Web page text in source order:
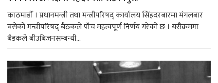
काठमाडौँ । प्रधानमन्त्री तथा मन्त्रीपरिषद् कार्यालय सिंहदरबारमा मंगलबार
बसेको मन्त्रीपरिषद् बैठकले पाँच महत्वपूर्ण निर्णय गरेको छ । यसैक्रममा
बैडकले बीउबिजनसम्बन्धी...